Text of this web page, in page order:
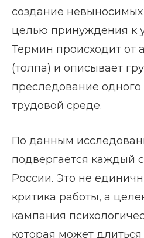
создание
целью принуждения к
Термин происходит от
(толпа) и описывает
преследование одного
трудовой среде.
По данным
подвергается каждый
России. Это не
критика работы, а
кампания
которая может